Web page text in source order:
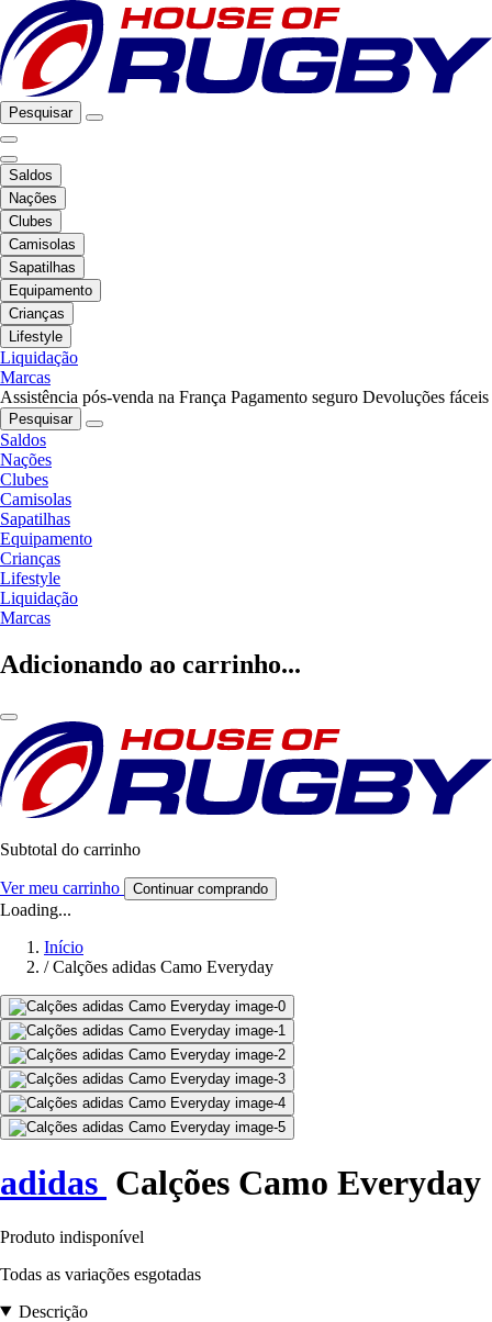
Pesquisar
Saldos
Nações
Clubes
Camisolas
Sapatilhas
Equipamento
Crianças
Lifestyle
Liquidação
Marcas
Assistência pós-venda na França Pagamento seguro Devoluções fáceis
Pesquisar
Saldos
Nações
Clubes
Camisolas
Sapatilhas
Equipamento
Crianças
Lifestyle
Liquidação
Marcas
Adicionando ao carrinho...
Subtotal do carrinho
Ver meu carrinho Continuar comprando
Loading...
Início
/ Calções adidas Camo Everyday
adidas Calções Camo Everyday
Produto indisponível
Todas as variações esgotadas
Descrição